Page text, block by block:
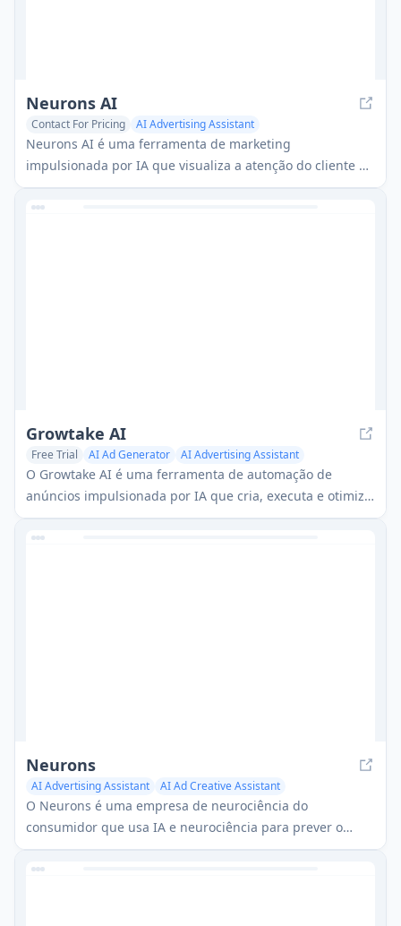
Neurons AI
Contact For Pricing
AI Advertising Assistant
AI Ad Creative Assistant
AI Ad Generator
Neurons AI é uma ferramenta de marketing
impulsionada por IA que visualiza a atenção do cliente e
fornece feedback instantâneo sobre ativos visuais para
otimizar a eficácia da publicidade.
Growtake AI
Free Trial AI Ad Generator
AI Advertising Assistant
AI Ad Creative Assistant
O Growtake AI é uma ferramenta de automação de
anúncios impulsionada por IA que cria, executa e otimiza
anúncios orientados a resultados em várias plataformas
em minutos.
Neurons
AI Advertising Assistant
AI Ad Creative Assistant
AI Ad Generator
O Neurons é uma empresa de neurociência do
consumidor que usa IA e neurociência para prever o
comportamento do cliente e otimizar ativos de marketing.